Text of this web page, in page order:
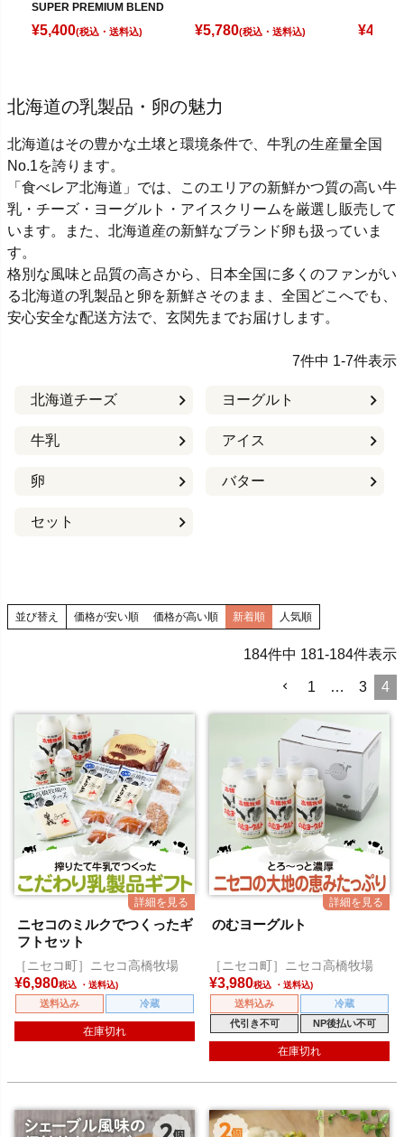
SUPER PREMIUM BLEND
¥5,400(税込) ¥5,780(税込) ¥4,980
北海道の乳製品・卵の魅力
北海道はその豊かな土壌と環境条件で、牛乳の生産量全国
No.1を誇ります。
「食べレア北海道」では、このエリアの新鮮かつ質の高い牛
乳・チーズ・ヨーグルト・アイスクリームを厳選し販売して
います。また、北海道産の新鮮なブランド卵も扱っていま
す。
格別な風味と品質の高さから、日本全国に多くのファンがい
る北海道の乳製品と卵を新鮮さそのまま、全国どこへでも、
安心安全な配送方法で、玄関先までお届けします。
7件中 1-7件表示
北海道チーズ ヨーグルト
牛乳 アイス
卵 バター
セット
並び替え 価格が安い順 価格が高い順 新着順 人気順
184件中 181-184件表示
1 … 3 4
ニセコのミルクでつくったギ
フトセット
［ニセコ町］ニセコ高橋牧場
¥6,980税込
送料込み 冷蔵
在庫切れ
のむヨーグルト
［ニセコ町］ニセコ高橋牧場
¥3,980税込
送料込み
冷蔵
代引き不可
NP後払い不可
在庫切れ